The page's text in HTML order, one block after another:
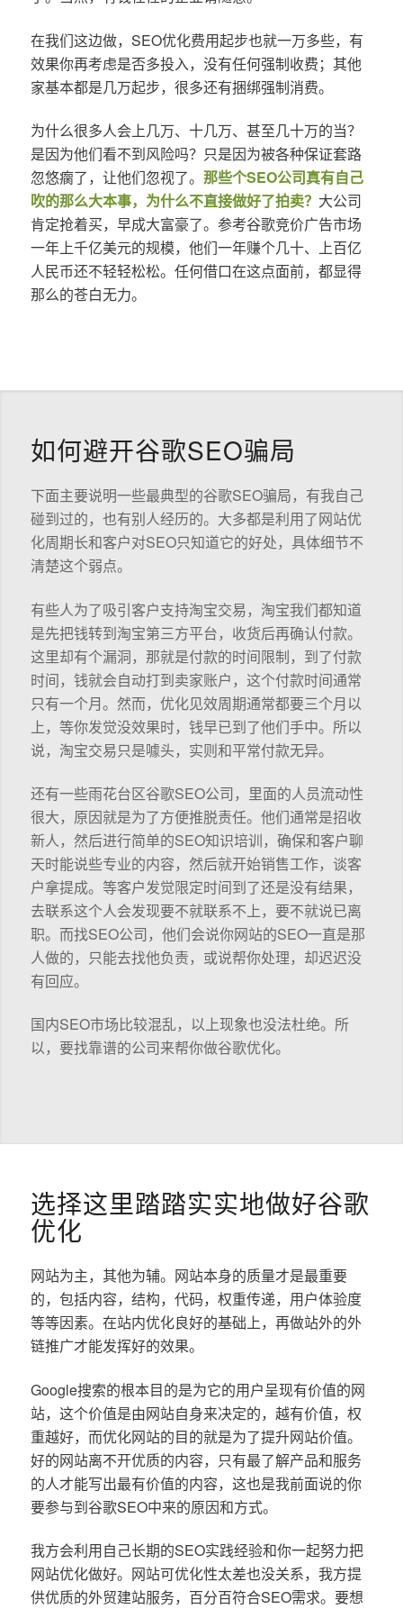
在我们这边做，SEO优化费用起步也就一万多些，有
效果你再考虑是否多投入，没有任何强制收费；其他
家基本都是几万起步，很多还有捆绑强制消费。
为什么很多人会上几万、十几万、甚至几十万的当？
是因为他们看不到风险吗？只是因为被各种保证套路
忽悠瘸了，让他们忽视了。 那些个SEO公司真有自己
吹的那么大本事，为什么不直接做好了拍卖？ 大公司
肯定抢着买，早成大富豪了。参考谷歌竞价广告市场
一年上千亿美元的规模，他们一年赚个几十、上百亿
人民币还不轻轻松松。任何借口在这点面前，都显得
那么的苍白无力。
如何避开谷歌SEO骗局
下面主要说明一些最典型的谷歌SEO骗局，有我自己
碰到过的，也有别人经历的。大多都是利用了网站优
化周期长和客户对SEO只知道它的好处，具体细节不
清楚这个弱点。
有些人为了吸引客户支持淘宝交易，淘宝我们都知道
是先把钱转到淘宝第三方平台，收货后再确认付款。
这里却有个漏洞，那就是付款的时间限制，到了付款
时间，钱就会自动打到卖家账户，这个付款时间通常
只有一个月。然而，优化见效周期通常都要三个月以
上，等你发觉没效果时，钱早已到了他们手中。所以
说，淘宝交易只是噱头，实则和平常付款无异。
还有一些雨花台区谷歌SEO公司，里面的人员流动性
很大，原因就是为了方便推脱责任。他们通常是招收
新人，然后进行简单的SEO知识培训，确保和客户聊
天时能说些专业的内容，然后就开始销售工作，谈客
户拿提成。等客户发觉限定时间到了还是没有结果，
去联系这个人会发现要不就联系不上，要不就说已离
职。而找SEO公司，他们会说你网站的SEO一直是那
人做的，只能去找他负责，或说帮你处理，却迟迟没
有回应。
国内SEO市场比较混乱，以上现象也没法杜绝。所
以，要找靠谱的公司来帮你做谷歌优化。
选择这里踏踏实实地做好谷歌
优化
网站为主，其他为辅。网站本身的质量才是最重要
的，包括内容，结构，代码，权重传递，用户体验度
等等因素。在站内优化良好的基础上，再做站外的外
链推广才能发挥好的效果。
Google搜索的根本目的是为它的用户呈现有价值的网
站，这个价值是由网站自身来决定的，越有价值，权
重越好，而优化网站的目的就是为了提升网站价值。
好的网站离不开优质的内容，只有最了解产品和服务
的人才能写出最有价值的内容，这也是我前面说的你
要参与到谷歌SEO中来的原因和方式。
我方会利用自己长期的SEO实践经验和你一起努力把
网站优化做好。网站可优化性太差也没关系，我方提
供优质的外贸建站服务，百分百符合SEO需求。要想